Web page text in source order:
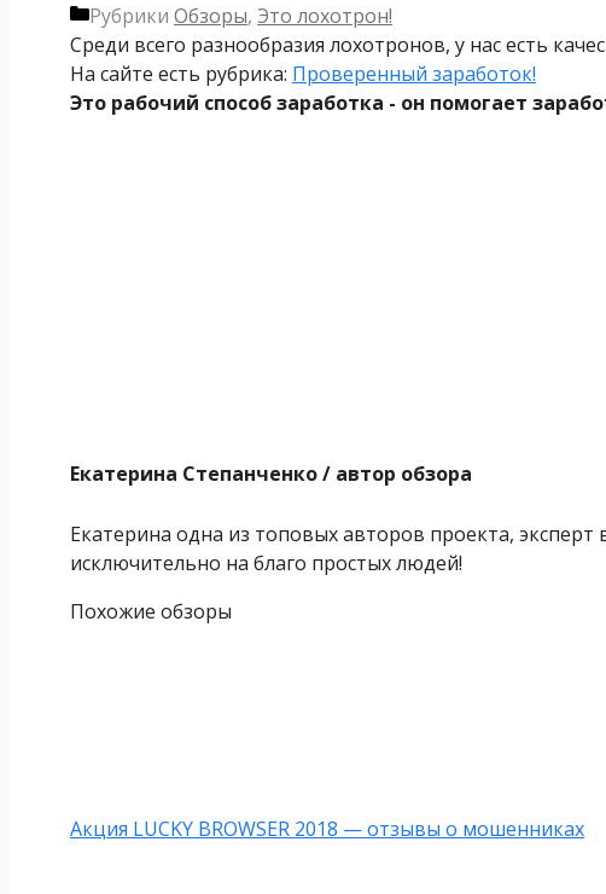
Рубрики Обзоры, Это лохотрон!
Среди всего разнообразия лохотронов, у нас есть
На сайте есть рубрика: Проверенный заработок!
Это рабочий способ заработка - он помогает
Екатерина Степанченко/ автор обзора
Екатерина одна из топовых авторов проекта, эксперт
исключительно на благо простых людей!
Похожие обзоры
Акция LUCKY BROWSER 2018 — отзывы о мошенниках